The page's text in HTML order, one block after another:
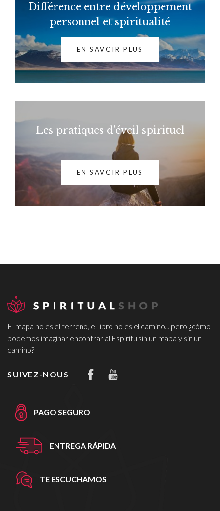
Différence entre développement
personnel et spiritualité
EN SAVOIR PLUS
Les pratiques d'éveil spirituel
EN SAVOIR PLUS
El mapa no es el terreno, el libro no es el camino... pero ¿cómo
podemos imaginar encontrar al Espíritu sin un mapa y sin un
camino?
SUIVEZ-NOUS
PAGO SEGURO
ENTREGA RÁPIDA
TE ESCUCHAMOS